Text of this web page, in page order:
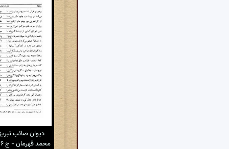
دیوان صائب